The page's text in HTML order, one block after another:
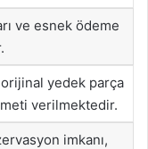
ve esnek ödeme
yedek parça
verilmektedir.
imkanı,